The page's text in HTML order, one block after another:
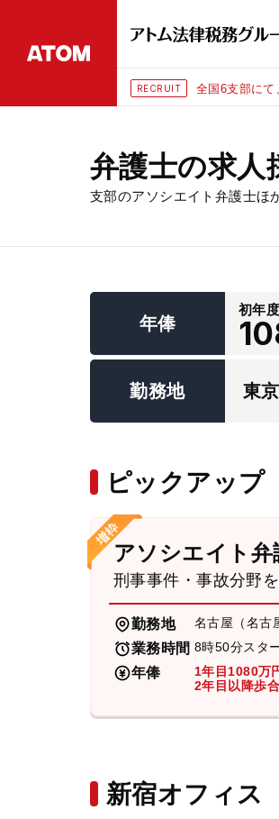
RECRUIT 全国6支部にて
弁護士の求人
支部のアソシエイト弁護士ほ
年俸
初年度
勤務地 東
ピックアップ
アソシエイト弁
刑事事件・事故分野
勤務地 名古屋（名古
業務時間 8時50分スタ
年俸
1年目1080万
2年目以降歩
新宿オフィス